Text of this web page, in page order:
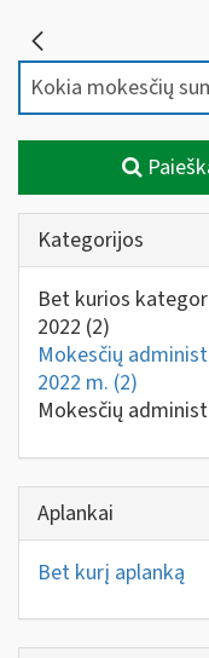
Kategorijos
Bet kurios
2022 (2)
Mokesčių
2022 m. (2)
Mokesčių
Aplankai
Bet kurį aplanką